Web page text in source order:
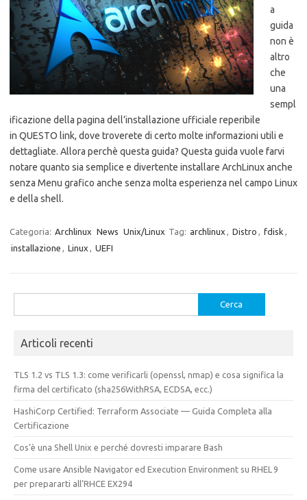
a
guida
non è
altro
che
una
sempl
ificazione della pagina dell’installazione ufficiale reperibile
in QUESTO link, dove troverete di certo molte informazioni utili e
dettagliate. Allora perchè questa guida? Questa guida vuole farvi
notare quanto sia semplice e divertente installare ArchLinux anche
senza Menu grafico anche senza molta esperienza nel campo Linux
e della shell.
Categoria: Archlinux News Unix/Linux Tag: archlinux , Distro , fdisk ,
installazione , Linux , UEFI
per:
Articoli recenti
TLS 1.2 vs TLS 1.3: come verificarli (openssl, nmap) e cosa significa la
firma del certificato (sha256WithRSA, ECDSA, ecc.)
HashiCorp Certified: Terraform Associate — Guida Completa alla
Certificazione
Cos’è una Shell Unix e perché dovresti imparare Bash
Come usare Ansible Navigator ed Execution Environment su RHEL 9
per prepararti all’RHCE EX294